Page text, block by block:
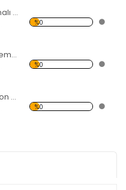
Dinamit ve Saat Temalı Kanvas Saat
%0
Akvaryum ve Balık Temalı Kanvas Saat
%0
Tam ve Kesilmiş Limon Parçalı Kanvas Saat
%0